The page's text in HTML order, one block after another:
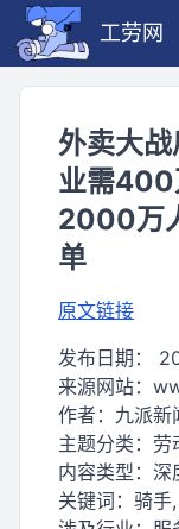
工劳网
外卖大
业需400
2000万
单
原文链接
发布日期：
来源网站：
作者： 九派新
主题分类： 劳
内容类型： 深
关键词： 骑手